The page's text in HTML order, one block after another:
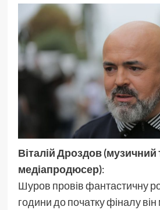
Віталій Дроздов (музичний
медіапродюсер):
Шуров провів фантастичну
години до початку фіналу